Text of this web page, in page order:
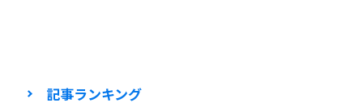
記事ランキング